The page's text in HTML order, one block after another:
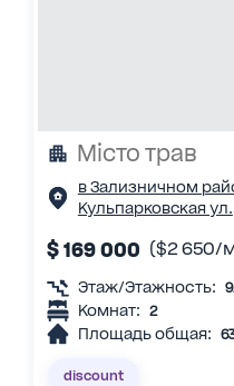
Місто трав
в Зализничном
Кульпарковская ул.
$ 169 000 ($2 650/
Этаж/Этажность:
Комнат: 2
Площадь общая:
discount